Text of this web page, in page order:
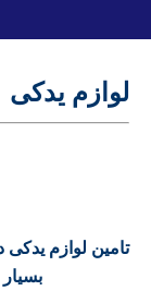
لوازم یدکی
تامین لوازم